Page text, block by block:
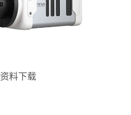
资料下载